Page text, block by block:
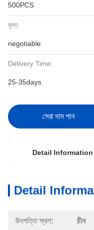
500PCS
মূল্য:
negotiable
Delivery Time:
25-35days
সেরা দাম পান
Detail Information
Detail
উৎপত্তি স্থল: চীন